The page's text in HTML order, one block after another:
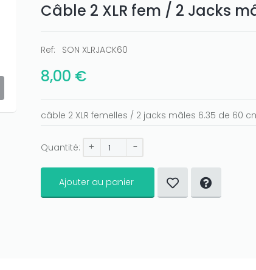
Câble 2 XLR fem / 2 Jacks
Ref: SON XLRJACK60
8,00 €
câble 2 XLR femelles / 2 jacks mâles 6.35 de 60
Quantité: + -
Ajouter au panier